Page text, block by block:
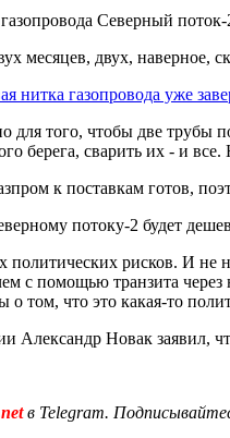
Северный
месяцев, двух, наверное,
нитка газопровода уже
для того, чтобы две трубы
берега, сварить их - и
к поставкам готов,
потоку-2 будет
политических рисков. И не
с помощью транзита
о том, что это какая-то
Александр Новак заявил,
в Telegram.